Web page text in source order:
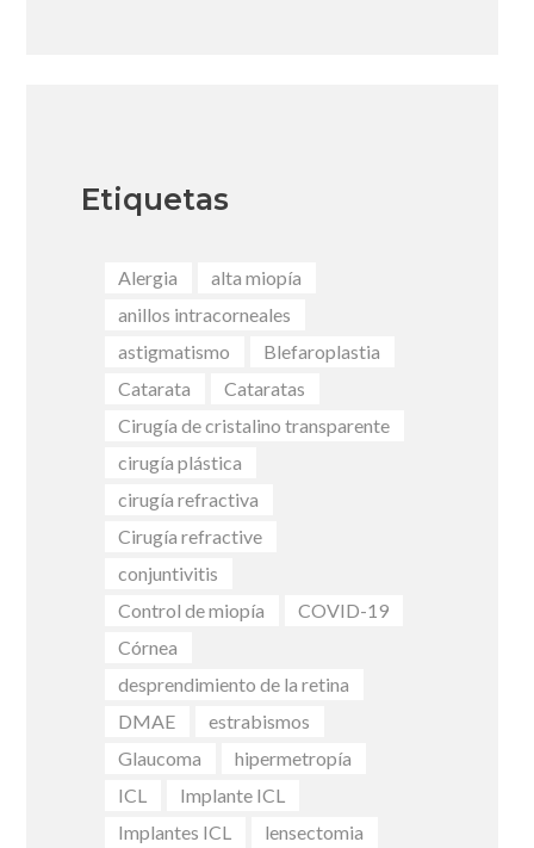
Etiquetas
Alergia
alta miopía
anillos intracorneales
astigmatismo
Blefaroplastia
Catarata
Cataratas
Cirugía de cristalino transparente
cirugía plástica
cirugía refractiva
Cirugía refractive
conjuntivitis
Control de miopía
COVID-19
Córnea
desprendimiento de la retina
DMAE
estrabismos
Glaucoma
hipermetropía
ICL
Implante ICL
Implantes ICL
lensectomia